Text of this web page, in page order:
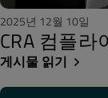
2025년 12월 10일
CRA 컴플
게시물 읽기